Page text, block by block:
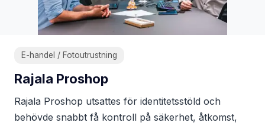
E-handel / Fotoutrustning
Rajala Proshop
Rajala Proshop utsattes för identitetsstöld och
behövde snabbt få kontroll på säkerhet, åtkomst,